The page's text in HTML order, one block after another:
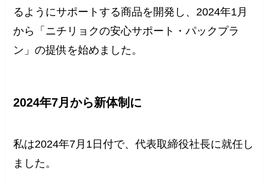
るようにサポートする商品を開発し、2024年1月
から「ニチリョクの安心サポート・パックプラ
ン」の提供を始めました。
2024年7月から新体制に
私は2024年7月1日付で、代表取締役社長に就任し
ました。